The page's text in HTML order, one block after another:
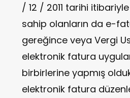
/ 12 / 2011 tarihi
sahip olanların da e-
gereğince veya Vergi
elektronik fatura
birbirlerine yapmış
elektronik fatura